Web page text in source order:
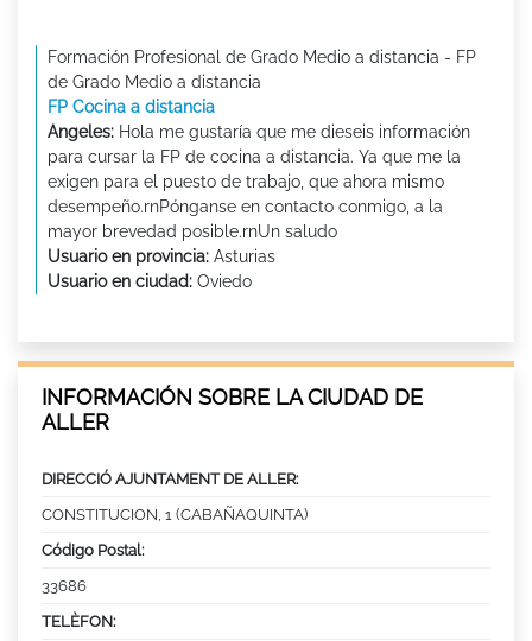
Formación Profesional de Grado Medio a distancia - FP
de Grado Medio a distancia
FP Cocina a distancia
Angeles: Hola me gustaría que me dieseis información
para cursar la FP de cocina a distancia. Ya que me la
exigen para el puesto de trabajo, que ahora mismo
desempeño.rnPónganse en contacto conmigo, a la
mayor brevedad posible.rnUn saludo
Usuario en provincia: Asturias
Usuario en ciudad: Oviedo
INFORMACIÓN SOBRE LA CIUDAD DE
ALLER
DIRECCIÓ AJUNTAMENT DE ALLER:
CONSTITUCION, 1 (CABAÑAQUINTA)
Código Postal:
33686
TELÈFON: